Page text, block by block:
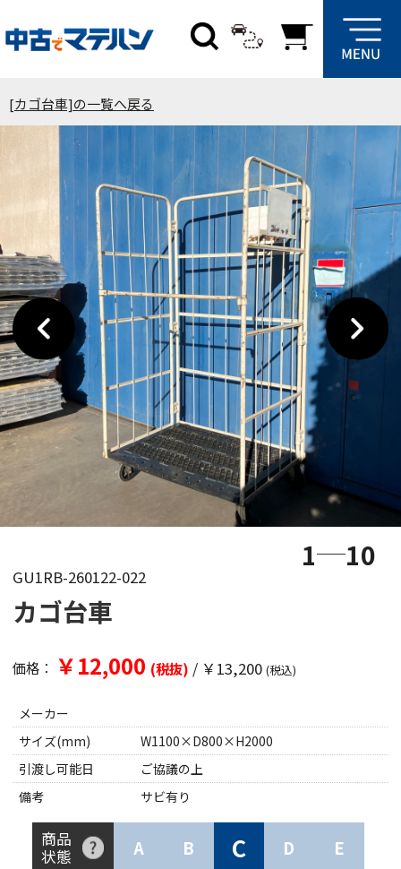
[カゴ台車]の一覧へ戻る
1 10
GU1RB-260122-022
カゴ台車
価格： ￥12,000 (税抜) / ￥13,200 (税込)
メーカー
サイズ(mm)
W1100×D800×H2000
引渡し可能日
ご協議の上
備考
サビ有り
商品
状態
A B C D E